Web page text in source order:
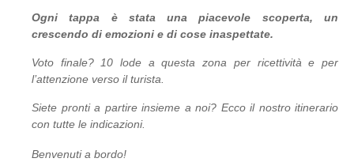
Ogni tappa è stata una piacevole scoperta, un
crescendo di emozioni e di cose inaspettate.
Voto finale? 10 lode a questa zona per ricettività e per
l’attenzione verso il turista.
Siete pronti a partire insieme a noi? Ecco il nostro itinerario
con tutte le indicazioni.
Benvenuti a bordo!